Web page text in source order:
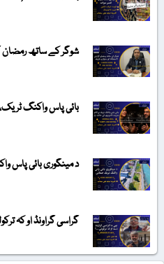
شوگر کے ساتھ رمضان
بائی پاس واکنگ
د مینگوری بائی پاس
گراسی گراونڈ او کہ